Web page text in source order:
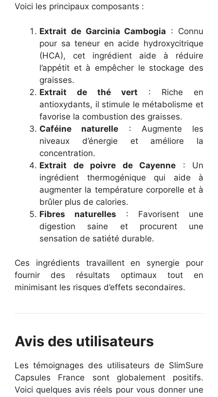
Voici les principaux composants :
Extrait de Garcinia Cambogia : Connu
pour sa teneur en acide hydroxycitrique
(HCA), cet ingrédient aide à réduire
l’appétit et à empêcher le stockage des
graisses.
Extrait de thé vert : Riche en
antioxydants, il stimule le métabolisme et
favorise la combustion des graisses.
Caféine naturelle : Augmente les
niveaux d’énergie et améliore la
concentration.
Extrait de poivre de Cayenne : Un
ingrédient thermogénique qui aide à
augmenter la température corporelle et à
brûler plus de calories.
Fibres naturelles : Favorisent une
digestion saine et procurent une
sensation de satiété durable.
Ces ingrédients travaillent en synergie pour
fournir des résultats optimaux tout en
minimisant les risques d’effets secondaires.
Avis des utilisateurs
Les témoignages des utilisateurs de SlimSure
Capsules France sont globalement positifs.
Voici quelques avis réels pour vous donner une